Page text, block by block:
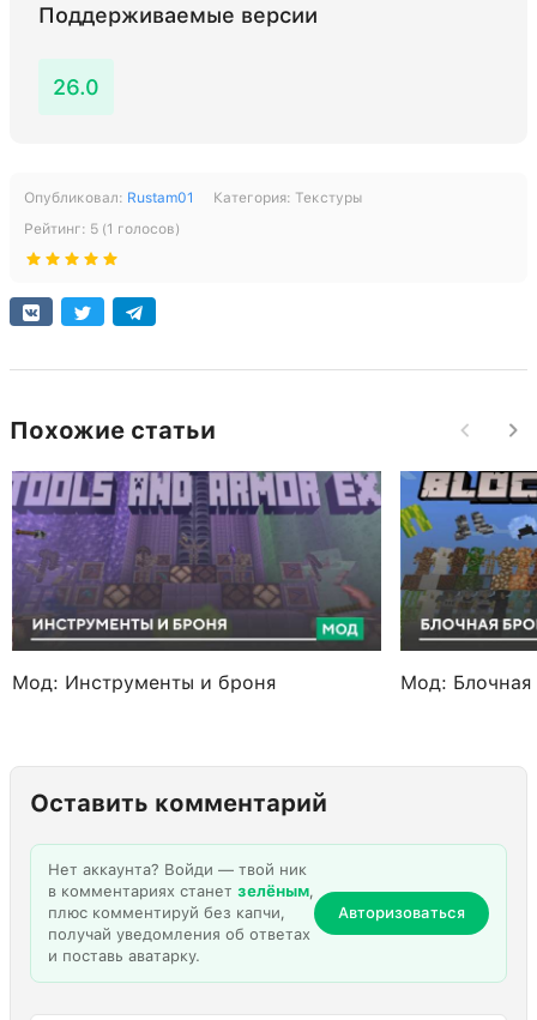
Поддерживаемые версии
26.0
Опубликовал: Rustam01 Категория: Текстуры
Рейтинг: 5 (1 голосов)
Похожие статьи
Мод: Инструменты и броня Мод: Блочная
Оставить комментарий
Нет аккаунта? Войди — твой ник
в комментариях станет зелёным,
плюс комментируй без капчи,
получай уведомления об ответах
и поставь аватарку.
Авторизоваться